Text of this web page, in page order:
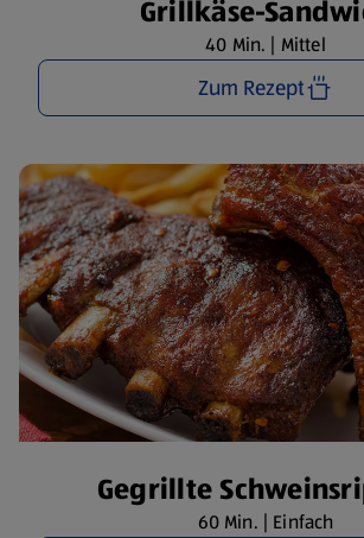
Grillkäse-
40 Min. | Mittel
Zum Rezept
Gegrillte
60 Min. | Einfach